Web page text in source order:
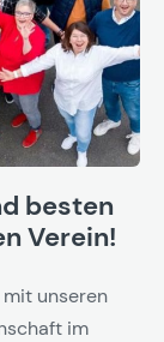
besten
Verein!
unseren
im